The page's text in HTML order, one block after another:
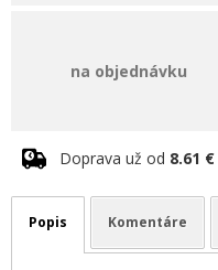
na objednávku
Doprava už od 8.61 €
Popis Komentáre